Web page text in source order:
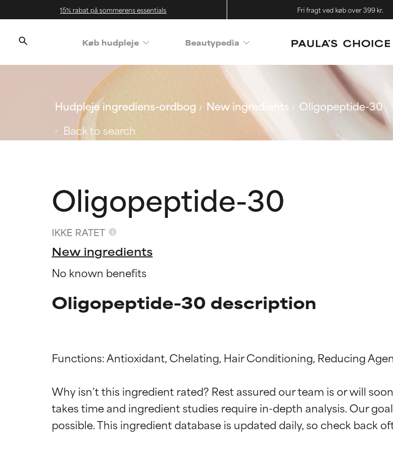
15% rabat på sommerens essentials Fri fragt ved køb over 399 kr.
Køb hudpleje Beautypedia
Hudpleje ingrediens-ordbog New ingredients
Oligopeptide-30
Back to search
Oligopeptide-30
IKKE RATET
New ingredients
No known benefits
Oligopeptide-30 description
Functions: Antioxidant, Chelating, Hair Conditioning, Reducing
Why isn’t this ingredient rated? Rest assured our team is or will
takes time and ingredient studies require in-depth analysis. Our
Ratings af ingredienser
BEDST
Ratings af ingredienser
BEDST